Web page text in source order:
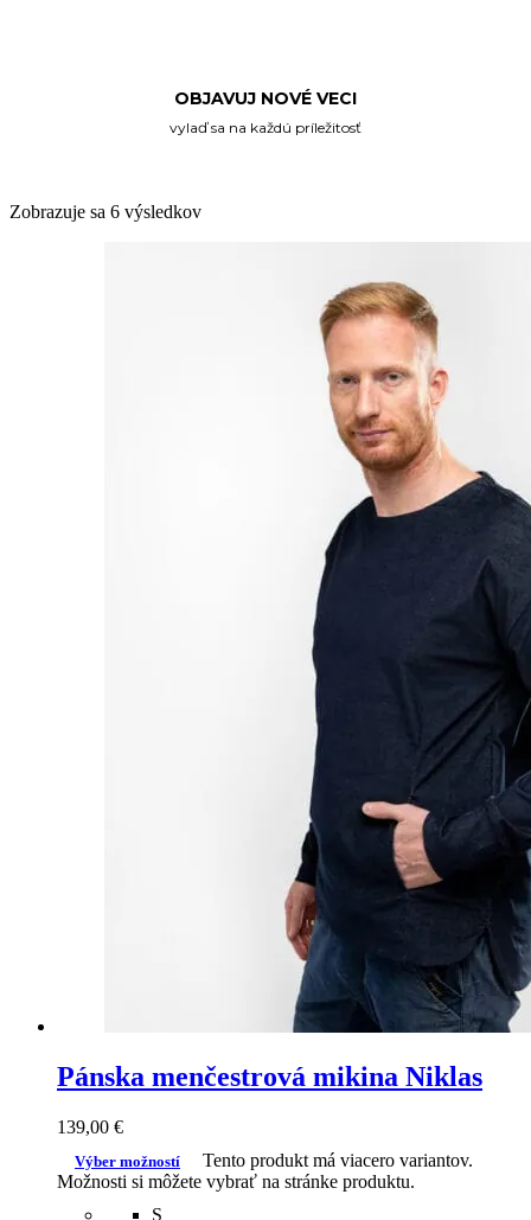
OBJAVUJ NOVÉ VECI
vylaď sa na každú príležitosť
Zobrazuje sa 6 výsledkov
Pánska menčestrová mikina Niklas
139,00 €
Výber možností
Tento produkt má viacero variantov.
Možnosti si môžete vybrať na stránke produktu.
S